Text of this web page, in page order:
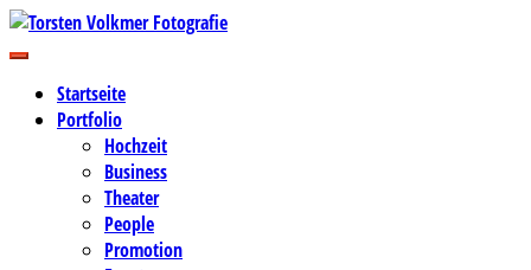
Zum
Inhalt
Torsten Volkmer Fotografie
Business-, Portrait- und Hochzeitsfotografie
Startseite
Portfolio
Hochzeit
Business
Theater
People
Promotion